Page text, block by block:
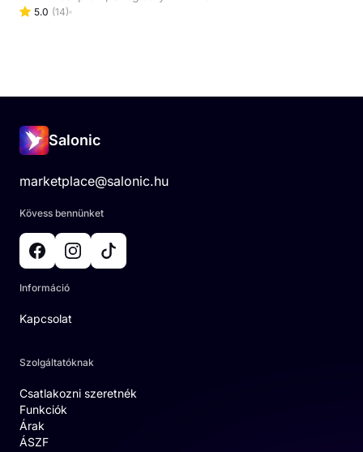
5.0 (14)
Salonic
marketplace@salonic.hu
Kövess bennünket
Információ
Kapcsolat
Szolgáltatóknak
Csatlakozni szeretnék
Funkciók
Árak
ÁSZF